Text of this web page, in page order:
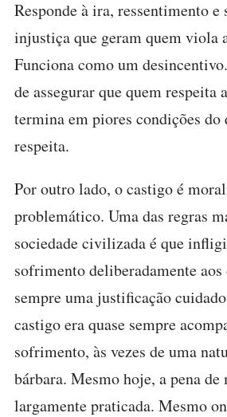
Responde à ira, ressentimento e
injustiça que geram quem viola
Funciona como um
de assegurar que quem respeita
termina em piores condições do
respeita.
Por outro lado, o castigo é
problemático. Uma das regras
sociedade civilizada é que
sofrimento deliberadamente
sempre uma justificação
castigo era quase sempre
sofrimento, às vezes de uma
bárbara. Mesmo hoje, a pena de
largamente praticada. Mesmo